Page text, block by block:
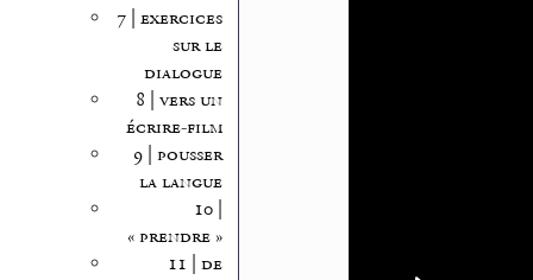
7 | exercices
sur le
dialogue
8 | vers un
écrire-film
9 | pousser
la langue
10 |
« prendre »
11 | de